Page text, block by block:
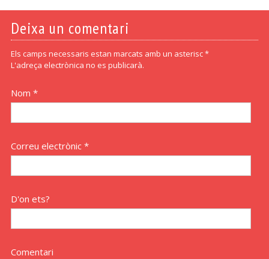
Deixa un comentari
Els camps necessaris estan marcats amb un asterisc *
L'adreça electrònica no es publicarà.
Nom *
Correu electrònic *
D'on ets?
Comentari